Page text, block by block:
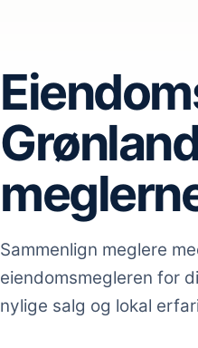
Sammenlign meglere
eiendomsmegleren for
nylige salg og lokal